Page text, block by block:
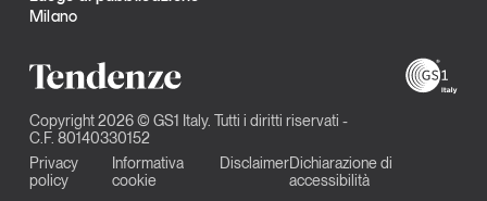
Milano
Copyright 2026 © GS1 Italy. Tutti i diritti riservati -
C.F. 80140330152
Privacy
policy
Informativa
cookie
DisclaimerDichiarazione di
accessibilità